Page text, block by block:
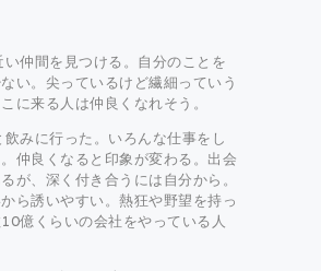
仲間を見つける。自分のことを
い。尖っているけど繊細っていう
に来る人は仲良くなれそう。
みに行った。いろんな仕事をし
仲良くなると印象が変わる。出会
が、深く付き合うには自分から。
ら誘いやすい。熱狂や野望を持っ
億くらいの会社をやっている人